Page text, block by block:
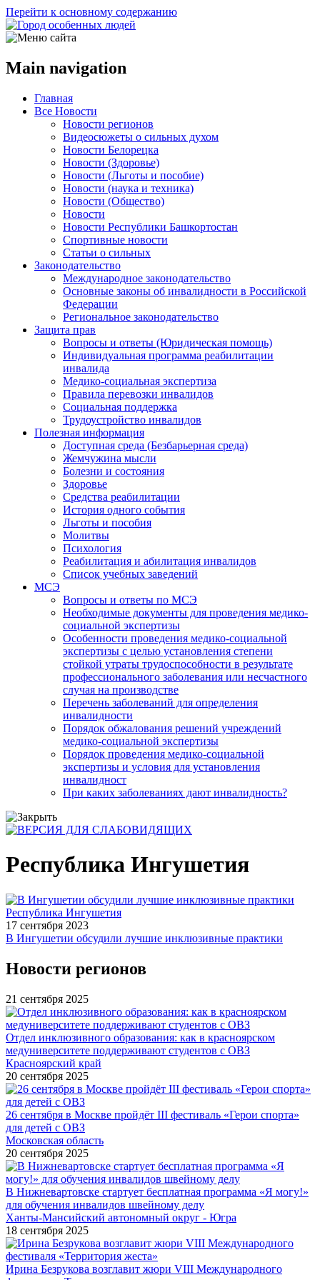
Перейти к основному содержанию
Main navigation
Главная
Все Новости
Новости регионов
Видеосюжеты о сильных духом
Новости Белорецка
Новости (Здоровье)
Новости (Льготы и пособие)
Новости (наука и техника)
Новости (Общество)
Новости
Новости Республики Башкортостан
Спортивные новости
Статьи о сильных
Законодательство
Международное законодательство
Основные законы об инвалидности в Российской
Федерации
Региональное законодательство
Защита прав
Вопросы и ответы (Юридическая помощь)
Индивидуальная программа реабилитации
инвалида
Медико-социальная экспертиза
Правила перевозки инвалидов
Социальная поддержка
Трудоустройство инвалидов
Полезная информация
Доступная среда (Безбарьерная среда)
Жемчужина мысли
Болезни и состояния
Здоровье
Средства реабилитации
История одного события
Льготы и пособия
Молитвы
Психология
Реабилитация и абилитация инвалидов
Список учебных заведений
МСЭ
Вопросы и ответы по МСЭ
Необходимые документы для проведения медико-
социальной экспертизы
Особенности проведения медико-социальной
экспертизы с целью установления степени
стойкой утраты трудоспособности в результате
профессионального заболевания или несчастного
случая на производстве
Перечень заболеваний для определения
инвалидности
Порядок обжалования решений учреждений
медико-социальной экспертизы
Порядок проведения медико-социальной
экспертизы и условия для установления
инвалидност
При каких заболеваниях дают инвалидность?
Республика Ингушетия
Республика Ингушетия
17 сентября 2023
В Ингушетии обсудили лучшие инклюзивные практики
Новости регионов
21 сентября 2025
Отдел инклюзивного образования: как в красноярском
медуниверситете поддерживают студентов с ОВЗ
Красноярский край
20 сентября 2025
26 сентября в Москве пройдёт III фестиваль «Герои спорта»
для детей с ОВЗ
Московская область
20 сентября 2025
В Нижневартовске стартует бесплатная программа «Я могу!»
для обучения инвалидов швейному делу
Ханты-Мансийский автономный округ - Югра
18 сентября 2025
Ирина Безрукова возглавит жюри VIII Международного